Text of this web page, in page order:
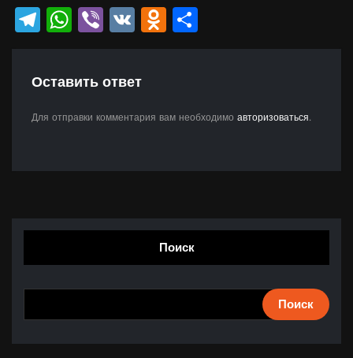
Telegram
WhatsApp
Viber
VK Odnoklassniki
Оставить ответ
Для отправки комментария вам необходимо авторизоваться.
Поиск
Поиск